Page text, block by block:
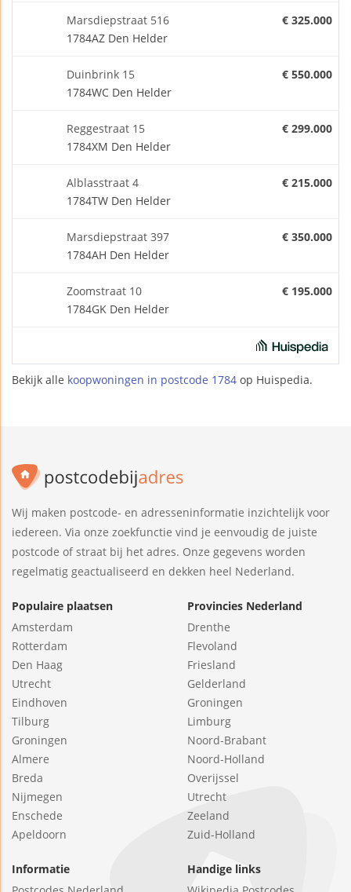
Marsdiepstraat 516
1784AZ Den Helder
€ 325.000
Duinbrink 15
1784WC Den Helder
€ 550.000
Reggestraat 15
1784XM Den Helder
€ 299.000
Alblasstraat 4
1784TW Den Helder
€ 215.000
Marsdiepstraat 397
1784AH Den Helder
€ 350.000
Zoomstraat 10
1784GK Den Helder
€ 195.000
Bekijk alle koopwoningen in postcode 1784 op Huispedia.
Wij maken postcode- en adresseninformatie inzichtelijk voor
iedereen. Via onze zoekfunctie vind je eenvoudig de juiste
postcode of straat bij het adres. Onze gegevens worden
regelmatig geactualiseerd en dekken heel Nederland.
Populaire plaatsen
Amsterdam
Rotterdam
Den Haag
Utrecht
Eindhoven
Tilburg
Groningen
Almere
Breda
Nijmegen
Enschede
Apeldoorn
Provincies Nederland
Drenthe
Flevoland
Friesland
Gelderland
Groningen
Limburg
Noord-Brabant
Noord-Holland
Overijssel
Utrecht
Zeeland
Zuid-Holland
Informatie
Handige links